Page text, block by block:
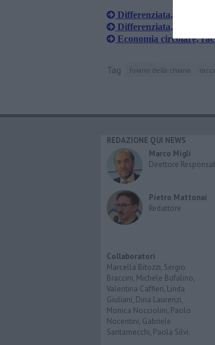
Differenziata, promossi
Differenziata, i Comuni
Economia circolare,
Tag foiano della chiana
REDAZIONE QUI NEWS
Marco Migli
Direttore
Pietro Mattonai
Redattore
Collaboratori
Marcella Bitozzi, Sergio
Braccini, Michele Bufalino,
Valentina Caffieri, Linda
Giuliani, Dina Laurenzi,
Monica Nocciolini, Paolo
Nocentini, Gabriele
Santarnecchi, Paola Silvi.